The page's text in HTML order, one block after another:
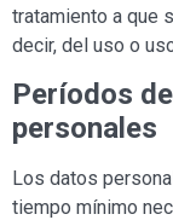
tratamiento a que
decir, del uso o
Períodos
personales
Los datos
tiempo mínimo